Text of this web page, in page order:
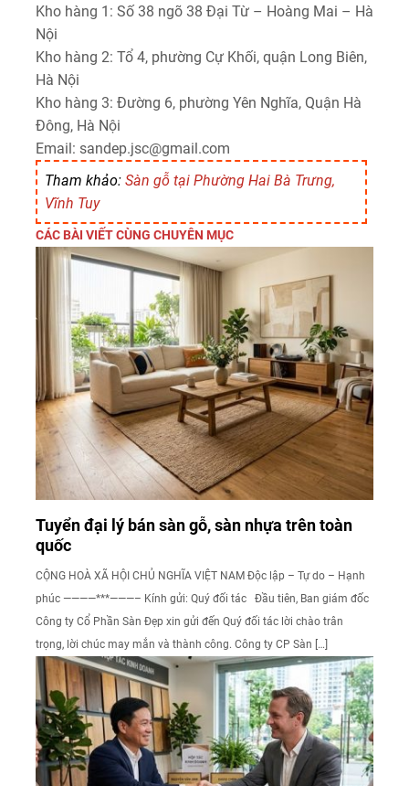
Kho hàng 1: Số 38 ngõ 38 Đại Từ – Hoàng Mai – Hà
Nội
Kho hàng 2: Tổ 4, phường Cự Khối, quận Long Biên,
Hà Nội
Kho hàng 3: Đường 6, phường Yên Nghĩa, Quận Hà
Đông, Hà Nội
Email: sandep.jsc@gmail.com
Tham khảo: Sàn gỗ tại Phường Hai Bà Trưng,
Vĩnh Tuy
CÁC BÀI VIẾT CÙNG CHUYÊN MỤC
Tuyển đại lý bán sàn gỗ, sàn nhựa trên toàn
quốc
CỘNG HOÀ XÃ HỘI CHỦ NGHĨA VIỆT NAM Độc lập – Tự do – Hạnh
phúc ————***———– Kính gửi: Quý đối tác Đầu tiên, Ban giám đốc
Công ty Cổ Phần Sàn Đẹp xin gửi đến Quý đối tác lời chào trân
trọng, lời chúc may mắn và thành công. Công ty CP Sàn […]